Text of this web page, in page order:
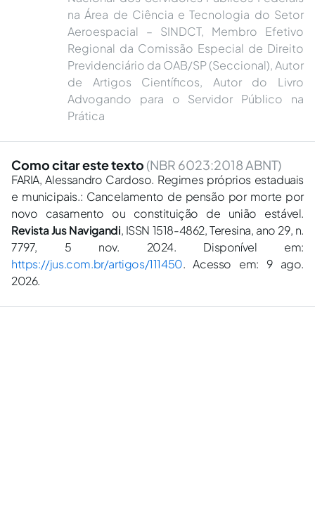
na Área de Ciência e Tecnologia do Setor
Aeroespacial – SINDCT, Membro Efetivo
Regional da Comissão Especial de Direito
Previdenciário da OAB/SP (Seccional), Autor
de Artigos Científicos, Autor do Livro
Advogando para o Servidor Público na
Prática
Como citar este texto (NBR 6023:2018 ABNT)
FARIA, Alessandro Cardoso. Regimes próprios estaduais
e municipais.: Cancelamento de pensão por morte por
novo casamento ou constituição de união estável.
Revista Jus Navigandi, ISSN 1518-4862, Teresina, ano 29, n.
7797, 5 nov. 2024. Disponível em:
https://jus.com.br/artigos/111450. Acesso em: 9 ago.
2026.